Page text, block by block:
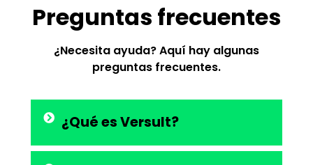
Preguntas frecuentes
¿Necesita ayuda? Aquí hay algunas
preguntas frecuentes.
¿Qué es Versult?